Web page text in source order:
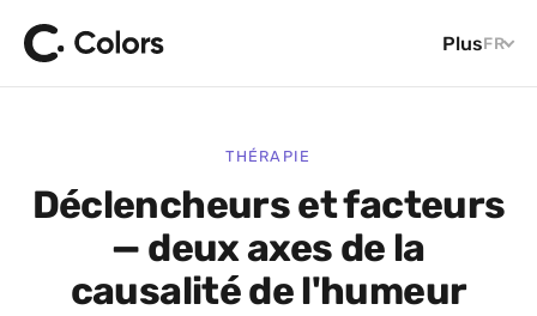
PlusFR
THÉRAPIE
Déclencheurs et facteurs
— deux axes de la
causalité de l'humeur